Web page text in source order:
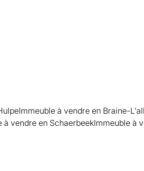
Immeuble à vendre en Braine-
à vendre en SchaerbeekImmeuble à